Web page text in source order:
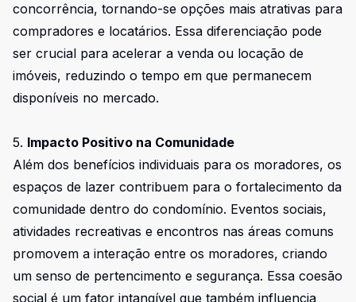
concorrência, tornando-se opções mais atrativas para
compradores e locatários. Essa diferenciação pode
ser crucial para acelerar a venda ou locação de
imóveis, reduzindo o tempo em que permanecem
disponíveis no mercado.
5. Impacto Positivo na Comunidade
Além dos benefícios individuais para os moradores, os
espaços de lazer contribuem para o fortalecimento da
comunidade dentro do condomínio. Eventos sociais,
atividades recreativas e encontros nas áreas comuns
promovem a interação entre os moradores, criando
um senso de pertencimento e segurança. Essa coesão
social é um fator intangível que também influencia